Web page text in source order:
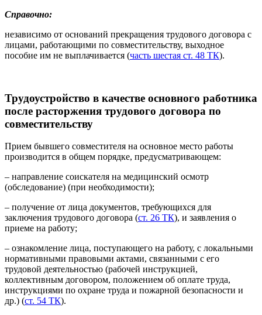
Справочно:
независимо от оснований прекращения трудового договора с
лицами, работающими по совместительству, выходное
пособие им не выплачивается (часть шестая ст. 48 ТК).
Трудоустройство в качестве основного работника
после расторжения трудового договора по
совместительству
Прием бывшего совместителя на основное место работы
производится в общем порядке, предусматривающем:
– направление соискателя на медицинский осмотр
(обследование) (при необходимости);
– получение от лица документов, требующихся для
заключения трудового договора (ст. 26 ТК), и заявления о
приеме на работу;
– ознакомление лица, поступающего на работу, с локальными
нормативными правовыми актами, связанными с его
трудовой деятельностью (рабочей инструкцией,
коллективным договором, положением об оплате труда,
инструкциями по охране труда и пожарной безопасности и
др.) (ст. 54 ТК).